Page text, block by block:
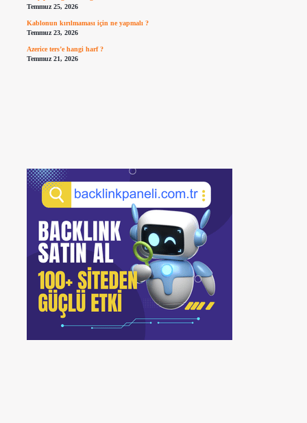
Temmuz 25, 2026
Kablonun kırılmaması için ne yapmalı ?
Temmuz 23, 2026
Azerice ters’e hangi harf ?
Temmuz 21, 2026